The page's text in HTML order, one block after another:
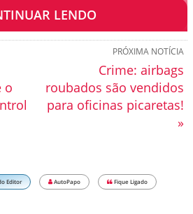
o esportivo.
LENDO
PRÓXIMA NOTÍCIA
Crime: airbags
roubados são vendidos
para oficinas picaretas!
»
o
Editor AutoPapo Fique Ligado